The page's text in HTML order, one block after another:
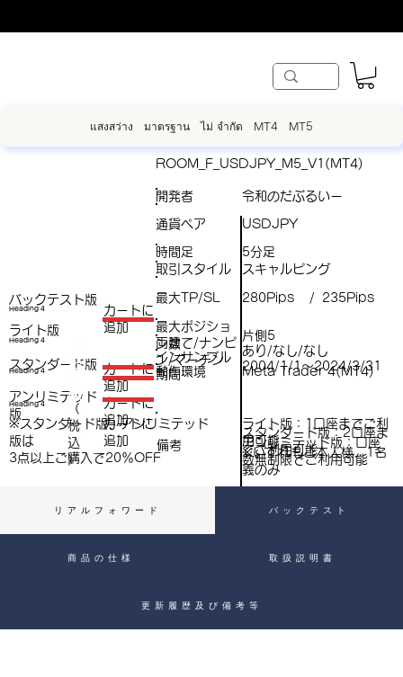
แสงสว่าง มาตรฐาน ไม่ จำกัด MT4 MT5
バックテスト版
スタンダード版
アンリミテッド
版
ROOM_F_USDJPY_M5_V1(MT4)
開発者 令和のだぶるいー
最大ポジショ
ン数
片側5
Heading 4
​カートに
追加
税
込
）
Heading 4
​カートに
追加
Heading 4
税
込
）
​カートに
追加
Heading 4
（
税
込
）
​カートに
追加
ライト版
USDJPY
通貨ペア
取引スタイル スキャルピング
最大TP/SL 280Pips / 235Pips
両建て/ナンピ
ン/マーチン
あり/なし/なし
インサンプル
期間
2004/1/1～2024/3/31
動作環境 Meta Trader 4(MT4)
時間足 5分足
備考
ライト版：1口座までご利
用可能
スタンダード版：2口座ま
でご利用可能
アンリミテッド版：口座
数無制限でご利用可能
※いずれもご本人様、1名
義のみ
※スタンダード版、アンリミテッド
版は
3点以上ご購入で​20％OFF
リアルフォワード バックテスト
商品の仕様 取扱説明書
更新履歴及び備考等